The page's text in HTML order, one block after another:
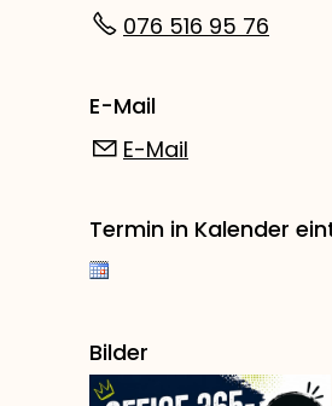
076 516 95 76
E-Mail
E-Mail
Termin in Kalender
Bilder